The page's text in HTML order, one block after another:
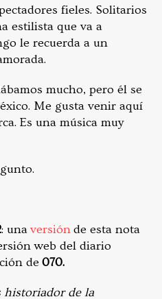
fieles. Solitarios
estilista que va a
le recuerda a un
mucho, pero él se
Me gusta venir aquí
Es una música muy
: unaversiónde esta nota
web del diario
de070.
historiador de la